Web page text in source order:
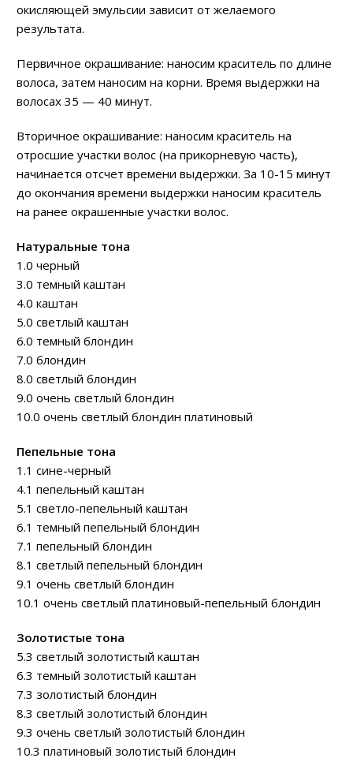
окисляющей эмульсии зависит от желаемого
результата.
Первичное окрашивание: наносим краситель по длине
волоса, затем наносим на корни. Время выдержки на
волосах 35 — 40 минут.
Вторичное окрашивание: наносим краситель на
отросшие участки волос (на прикорневую часть),
начинается отсчет времени выдержки. За 10-15 минут
до окончания времени выдержки наносим краситель
на ранее окрашенные участки волос.
Натуральные тона
1.0 черный
3.0 темный каштан
4.0 каштан
5.0 светлый каштан
6.0 темный блондин
7.0 блондин
8.0 светлый блондин
9.0 очень светлый блондин
10.0 очень светлый блондин платиновый
Пепельные тона
1.1 сине-черный
4.1 пепельный каштан
5.1 светло-пепельный каштан
6.1 темный пепельный блондин
7.1 пепельный блондин
8.1 светлый пепельный блондин
9.1 очень светлый блондин
10.1 очень светлый платиновый-пепельный блондин
Золотистые тона
5.3 светлый золотистый каштан
6.3 темный золотистый каштан
7.3 золотистый блондин
8.3 светлый золотистый блондин
9.3 очень светлый золотистый блондин
10.3 платиновый золотистый блондин